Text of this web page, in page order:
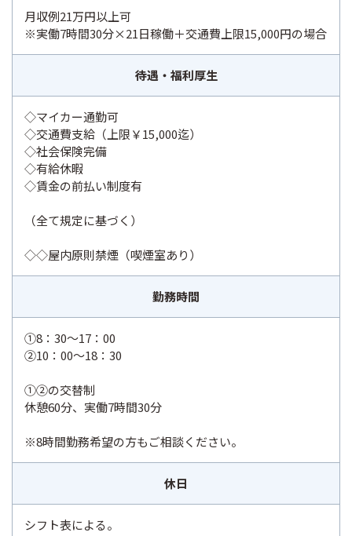
月収例21万円以上可
※実働7時間30分×21日稼働＋交通費上限15,000円の場合
待遇・福利厚生
◇マイカー通勤可
◇交通費支給（上限￥15,000迄）
◇社会保険完備
◇有給休暇
◇賃金の前払い制度有
（全て規定に基づく）
◇◇屋内原則禁煙（喫煙室あり）
勤務時間
①8：30～17：00
②10：00～18：30
①②の交替制
休憩60分、実働7時間30分
※8時間勤務希望の方もご相談ください。
休日
シフト表による。